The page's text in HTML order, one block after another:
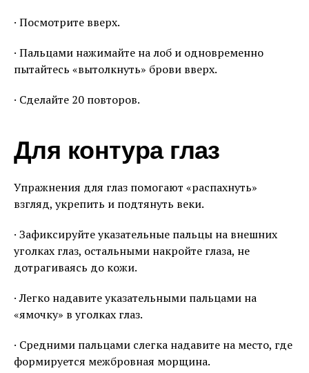
· Посмотрите вверх.
· Пальцами нажимайте на лоб и одновременно
пытайтесь «вытолкнуть» брови вверх.
· Сделайте 20 повторов.
Для контура глаз
Упражнения для глаз помогают «распахнуть»
взгляд, укрепить и подтянуть веки.
· Зафиксируйте указательные пальцы на внешних
уголках глаз, остальными накройте глаза, не
дотрагиваясь до кожи.
· Легко надавите указательными пальцами на
«ямочку» в уголках глаз.
· Средними пальцами слегка надавите на место, где
формируется межбровная морщина.